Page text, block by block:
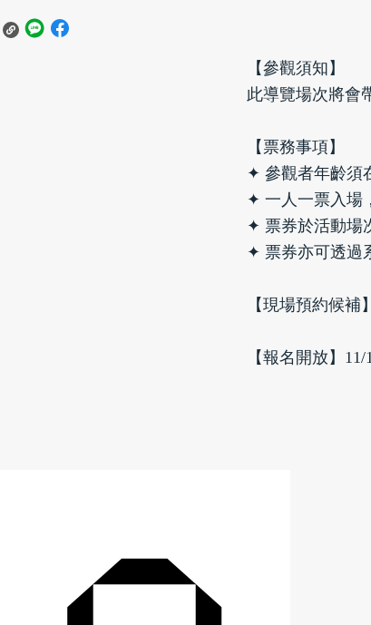
【參觀須知】
此導覽場次將會
【票務事項】
✦ 參觀者年齡須
✦ 一人一票入場
✦ 票券於活動場
✦ 票券亦可透過
【現場預約候補
【報名開放】